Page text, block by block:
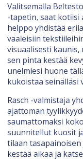
Valitsemalla
-tapetin, saat kotiisi
helppo yhdistää
vaaleisiin
visuaalisesti
sen pinta kestää
unelmiesi huone
kukoistaa seinälläsi
Rasch -valmistaja
ajattoman
saumattomaksi
suunnitellut kuosit
tilaan
kestää aikaa ja